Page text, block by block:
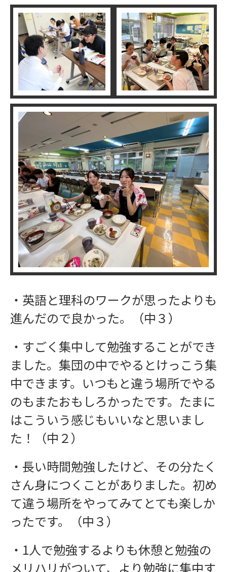
・英語と理科のワークが思ったよりも
進んだので良かった。（中３）
・すごく集中して勉強することができ
ました。集団の中でやるとけっこう集
中できます。いつもと違う場所でやる
のもまたおもしろかったです。たまに
はこういう感じもいいなと思いまし
た！（中２）
・長い時間勉強したけど、その分たく
さん身につくことがありました。初め
て違う場所をやってみてとても楽しか
ったです。（中３）
・1人で勉強するよりも休憩と勉強の
メリハリがついて、より勉強に集中す